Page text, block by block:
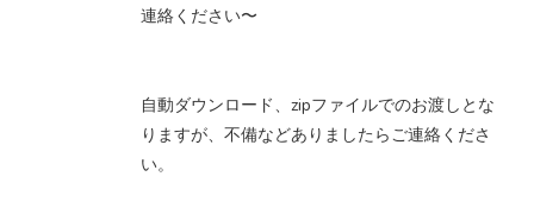
連絡ください〜
自動ダウンロード、zipファイルでのお渡しとな
りますが、不備などありましたらご連絡くださ
い。